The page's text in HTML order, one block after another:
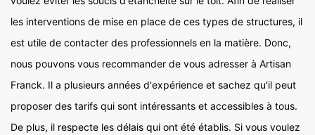
les interventions de mise en place de ces types de structures, il
est utile de contacter des professionnels en la matière. Donc,
nous pouvons vous recommander de vous adresser à Artisan
Franck. Il a plusieurs années d'expérience et sachez qu'il peut
proposer des tarifs qui sont intéressants et accessibles à tous.
De plus, il respecte les délais qui ont été établis. Si vous voulez